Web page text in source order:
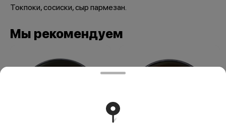
Токпоки, сосиски, сыр пармезан.
Мы рекомендуем